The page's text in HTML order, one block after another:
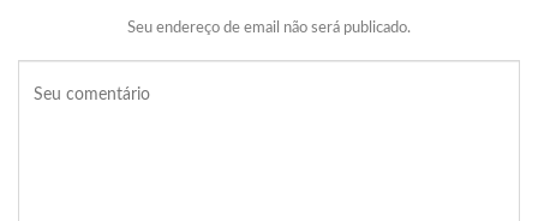
Seu endereço de email não será publicado.